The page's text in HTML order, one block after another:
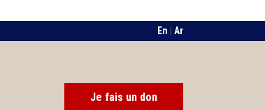
En
Ar
Je fais un don